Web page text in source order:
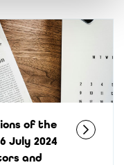
of the
July 2024
and